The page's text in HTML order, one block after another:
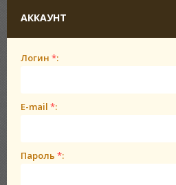
АККАУНТ
Логин *:
E-mail *:
Пароль *: